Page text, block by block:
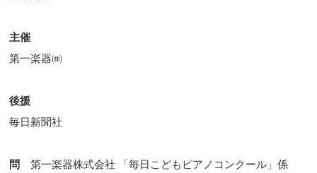
主催
第一楽器㈱
後援
毎日新聞社
問第一楽器株式会社 「毎日こどもピアノコンクール」係